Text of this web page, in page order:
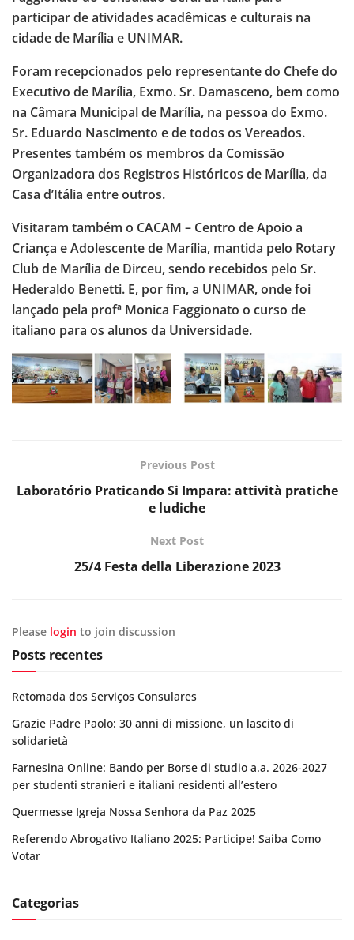
participar de atividades acadêmicas e culturais na
cidade de Marília e UNIMAR.
Foram recepcionados pelo representante do Chefe do
Executivo de Marília, Exmo. Sr. Damasceno, bem como
na Câmara Municipal de Marília, na pessoa do Exmo.
Sr. Eduardo Nascimento e de todos os Vereados.
Presentes também os membros da Comissão
Organizadora dos Registros Históricos de Marília, da
Casa d’Itália entre outros.
Visitaram também o CACAM – Centro de Apoio a
Criança e Adolescente de Marília, mantida pelo Rotary
Club de Marília de Dirceu, sendo recebidos pelo Sr.
Hederaldo Benetti. E, por fim, a UNIMAR, onde foi
lançado pela profª Monica Faggionato o curso de
italiano para os alunos da Universidade.
Previous Post
Laboratório Praticando Si Impara: attività pratiche
e ludiche
Next Post
25/4 Festa della Liberazione 2023
Please login to join discussion
Posts recentes
Retomada dos Serviços Consulares
Grazie Padre Paolo: 30 anni di missione, un lascito di
solidarietà
Farnesina Online: Bando per Borse di studio a.a. 2026-2027
per studenti stranieri e italiani residenti all’estero
Quermesse Igreja Nossa Senhora da Paz 2025
Referendo Abrogativo Italiano 2025: Participe! Saiba Como
Votar
Categorias